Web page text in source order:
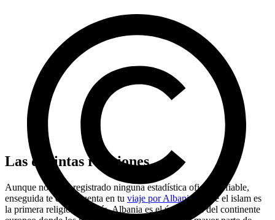
Las distintas religiones
Aunque no se ha registrado ninguna estadística oficial ni fiable,
enseguida te darás cuenta en tu viaje por Albania
de que el islam es
la primera religión del país. Albania es el único país del continente